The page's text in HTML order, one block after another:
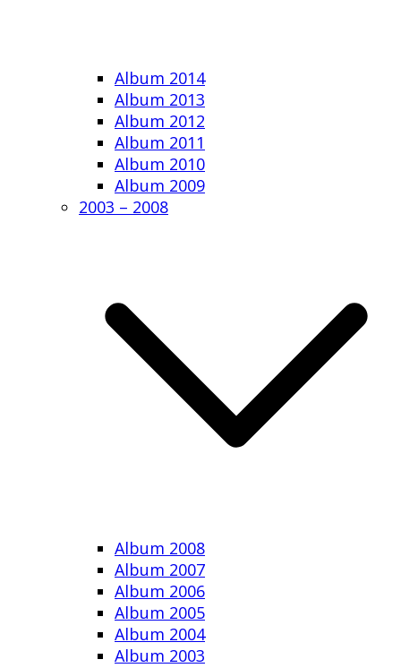
Album 2014
Album 2013
Album 2012
Album 2011
Album 2010
Album 2009
2003 – 2008
Album 2008
Album 2007
Album 2006
Album 2005
Album 2004
Album 2003